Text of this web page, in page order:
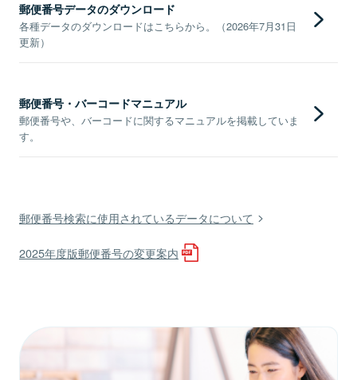
郵便番号データのダウンロード
各種データのダウンロードはこちらから。（2026年7月31日
更新）
郵便番号・バーコードマニュアル
郵便番号や、バーコードに関するマニュアルを掲載していま
す。
郵便番号検索に使用されているデータについて
2025年度版郵便番号の変更案内